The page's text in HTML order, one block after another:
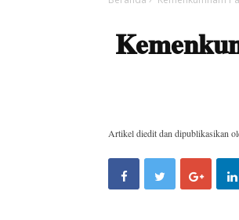
Artikel diedit dan dipublikasikan